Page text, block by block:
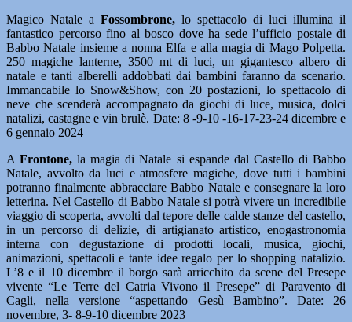
Magico Natale a Fossombrone, lo spettacolo di luci illumina il
fantastico percorso fino al bosco dove ha sede l’ufficio postale di
Babbo Natale insieme a nonna Elfa e alla magia di Mago Polpetta.
250 magiche lanterne, 3500 mt di luci, un gigantesco albero di
natale e tanti alberelli addobbati dai bambini faranno da scenario.
Immancabile lo Snow&Show, con 20 postazioni, lo spettacolo di
neve che scenderà accompagnato da giochi di luce, musica, dolci
natalizi, castagne e vin brulè. Date: 8 -9-10 -16-17-23-24 dicembre e
6 gennaio 2024
AFrontone, la magia di Natale si espande dal Castello di Babbo
Natale, avvolto da luci e atmosfere magiche, dove tutti i bambini
potranno finalmente abbracciare Babbo Natale e consegnare la loro
letterina. Nel Castello di Babbo Natale si potrà vivere un incredibile
viaggio di scoperta, avvolti dal tepore delle calde stanze del castello,
in un percorso di delizie, di artigianato artistico, enogastronomia
interna con degustazione di prodotti locali, musica, giochi,
animazioni, spettacoli e tante idee regalo per lo shopping natalizio.
L’8 e il 10 dicembre il borgo sarà arricchito da scene del Presepe
vivente “Le Terre del Catria Vivono il Presepe” di Paravento di
Cagli, nella versione “aspettando Gesù Bambino”. Date: 26
novembre, 3- 8-9-10 dicembre 2023